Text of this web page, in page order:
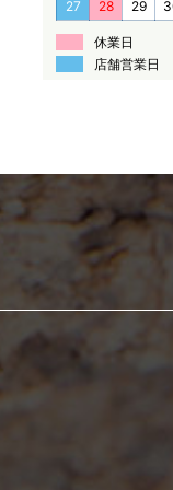
27 28 29
休業日
店舗営業日